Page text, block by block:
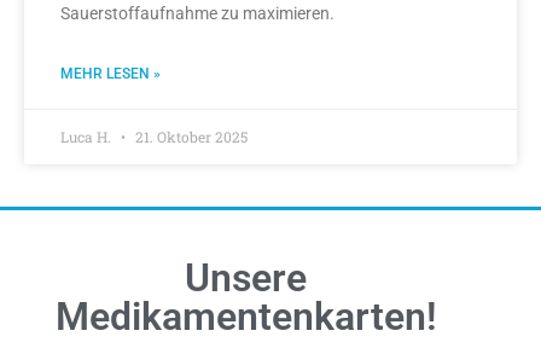
Sauerstoffaufnahme zu maximieren.
MEHR LESEN »
Luca H. 21. Oktober 2025
Unsere
Medikamentenkarten!